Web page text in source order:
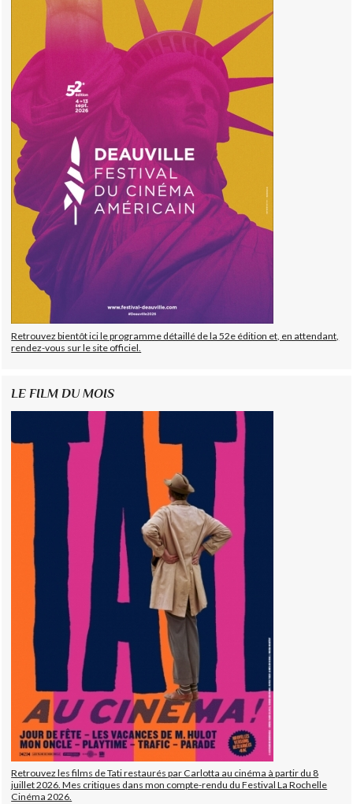
Retrouvez bientôt ici le programme détaillé de la 52e édition et, en attendant,
rendez-vous sur le site officiel.
LE FILM DU MOIS
Retrouvez les films de Tati restaurés par Carlotta au cinéma à partir du 8
juillet 2026. Mes critiques dans mon compte-rendu du Festival La Rochelle
Cinéma 2026.